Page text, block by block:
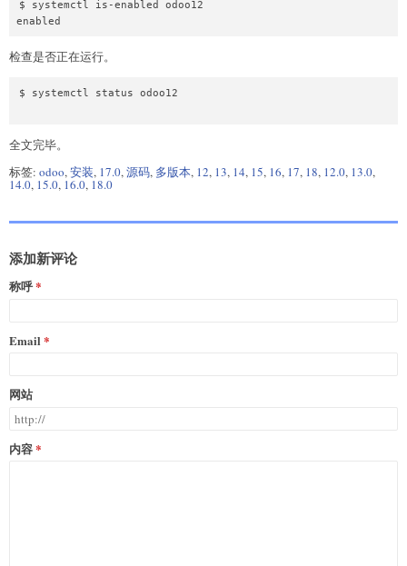
$ systemctl is-enabled odoo12
检查是否正在运行。
$ systemctl status odoo12
全文完毕。
标签: odoo,安装, 17.0,源码, 多版本, 12, 13, 14, 15, 16, 17, 18, 12.0, 13.0,
14.0, 15.0, 16.0, 18.0
添加新评论
称呼
Email
网站
内容